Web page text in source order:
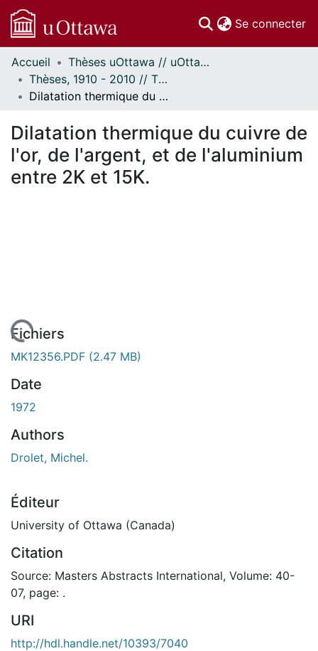
Se connecter
Communautés
et collections
Parcourir
À propos
Accueil
Thèses uOttawa // uOttawa Theses
Thèses, 1910 - 2010 // Theses, 1910 - 2010
Dilatation thermique du cuivre de l'or, de l'argent, et de l'aluminium entre 2K et 15K.
Dilatation thermique du cuivre de
l'or, de l'argent, et de l'aluminium
entre 2K et 15K.
En cours de chargement...
Fichiers
MK12356.PDF (2.47 MB)
Date
1972
Authors
Drolet, Michel.
Éditeur
University of Ottawa (Canada)
Citation
Source: Masters Abstracts International, Volume: 40-
07, page: .
URI
http://hdl.handle.net/10393/7040